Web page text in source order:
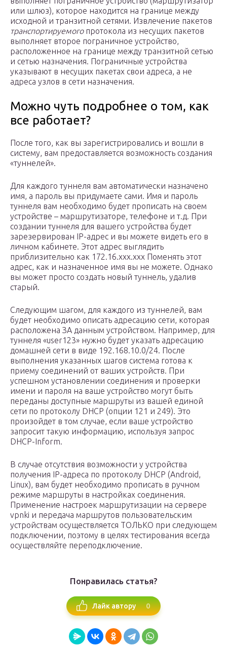
или шлюз), которое находится на границе между
исходной и транзитной сетями. Извлечение пакетов
транспортируемогопротокола из несущих пакетов
выполняет второе пограничное устройство,
расположенное на границе между транзитной сетью
и сетью назначения. Пограничные устройства
указывают в несущих пакетах свои адреса, а не
адреса узлов в сети назначения.
Можно чуть подробнее о том, как
все работает?
После того, как вы зарегистрировались и вошли в
систему, вам предоставляется возможность создания
«туннелей».
Для каждого туннеля вам автоматически назначено
имя, а пароль вы придумаете сами. Имя и пароль
туннеля вам необходимо будет прописать на своем
устройстве – маршрутизаторе, телефоне и т.д. При
создании туннеля для вашего устройства будет
зарезервирован IP-адрес и вы можете видеть его в
личном кабинете. Этот адрес выглядить
приблизительно как 172.16.xxx.xxx Поменять этот
адрес, как и назначенное имя вы не можете. Однако
вы может просто создать новый туннель, удалив
старый.
Следующим шагом, для каждого из туннелей, вам
будет необходимо описать адресацию сети, которая
расположена ЗА данным устройством. Например, для
туннеля «user123» нужно будет указать адресацию
домашней сети в виде 192.168.10.0/24. После
выполнения указанных шагов система готова к
приему соединений от ваших устройств. При
успешном установлении соединения и проверки
имени и пароля на ваше устройство могут быть
переданы доступные маршруты из вашей единой
сети по протоколу DHCP (опции 121 и 249). Это
произойдет в том случае, если ваше устройство
запросит такую информацию, используя запрос
DHCP-Inform.
В случае отсутствия возможности у устройства
получения IP-адреса по протоколу DHCP (Android,
Linux), вам будет необходимо прописать в ручном
режиме маршруты в настройках соединения.
Применение настроек маршрутизации на сервере
vpnki и передача маршрутов пользовательским
устройствам осуществляется ТОЛЬКО при следующем
подключении, поэтому в целях тестирования всегда
осуществляйте переподключение.
Понравилась статья?
Лайк автору 0